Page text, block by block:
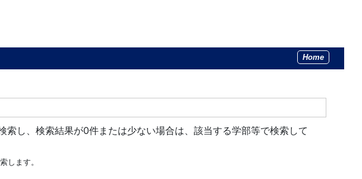
Home
索し、検索結果が0件または少ない場合は、該当する学部等で検索して
します。